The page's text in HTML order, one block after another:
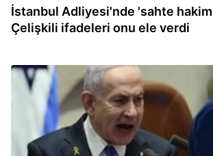
İstanbul Adliyesi'nde 'sahte
Çelişkili ifadeleri onu ele verdi
11:40